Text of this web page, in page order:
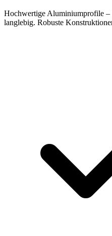
Hochwertige Aluminiumprofile –
langlebig. Robuste